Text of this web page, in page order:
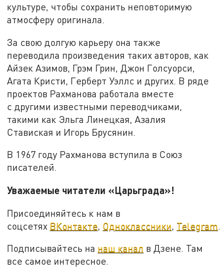
культуре, чтобы сохранить неповторимую
атмосферу оригинала.
За свою долгую карьеру она также
переводила произведения таких авторов, как
Айзек Азимов, Грэм Грин, Джон Голсуорси,
Агата Кристи, Герберт Уэллс и других. В ряде
проектов Рахманова работала вместе
с другими известными переводчиками,
такими как Эльга Линецкая, Азалия
Ставиская и Игорь Брусянин.
В 1967 году Рахманова вступила в Союз
писателей.
Уважаемые читатели «Царьграда»!
Присоединяйтесь к нам в
соцсетях ВКонтакте Одноклассники Telegram
Подписывайтесь на наш канал в Дзене. Там
все самое интересное.